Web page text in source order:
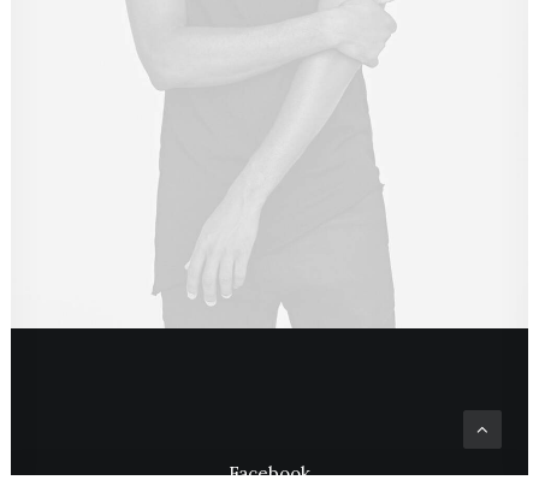
Facebook